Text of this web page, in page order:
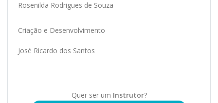
Rosenilda Rodrigues de Souza
Criação e Desenvolvimento
José Ricardo dos Santos
Quer ser um Instrutor?